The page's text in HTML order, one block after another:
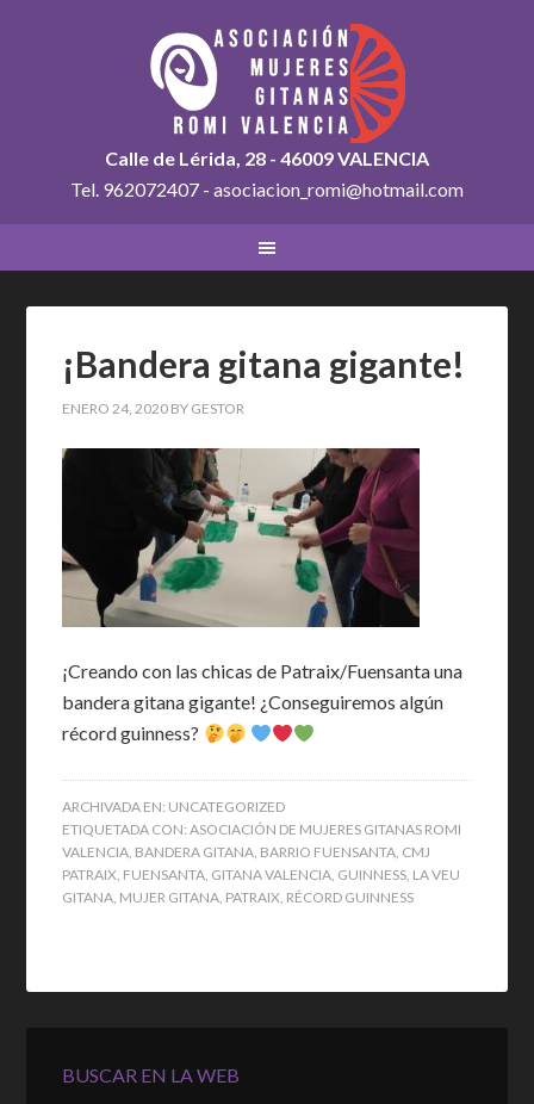
Calle de Lérida, 28 - 46009 VALENCIA
Tel. 962072407 - asociacion_romi@hotmail.com
¡Bandera gitana gigante!
ENERO 24, 2020 BY GESTOR
¡Creando con las chicas de Patraix/Fuensanta una
bandera gitana gigante! ¿Conseguiremos algún
récord guinness?
ARCHIVADA EN: UNCATEGORIZED
ETIQUETADA CON:ASOCIACIÓN DE MUJERES GITANAS ROMI
VALENCIA, BANDERA GITANA, BARRIO FUENSANTA, CMJ
PATRAIX, FUENSANTA, GITANA VALENCIA, GUINNESS, LA VEU
GITANA, MUJER GITANA, PATRAIX, RÉCORD GUINNESS
BUSCAR EN LA WEB